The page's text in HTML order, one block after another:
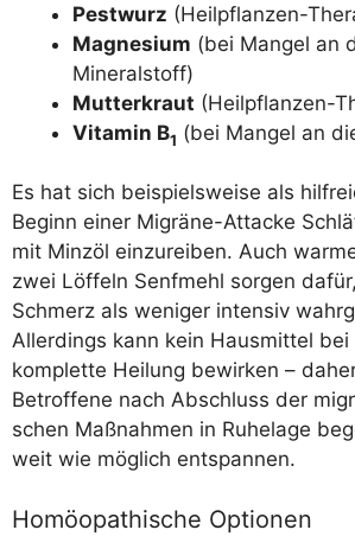
Pest­wurz (Heil­pflan­zen-
Magne­si­um (bei Man­gel an
Mineralstoff)
Mut­ter­kraut (Heil­pflan­zen-
Vit­amin B1 (bei Man­gel an
Es hat sich bei­spiels­wei­se als
Beginn einer Migrä­ne-Atta­cke
mit Minz­öl ein­zu­rei­ben. Auch
zwei Löf­feln Senf­mehl sor­gen
Schmerz als weni­ger inten­siv
Aller­dings kann kein Haus­mit­tel bei
kom­plet­te Hei­lung bewir­ken –
Betrof­fe­ne nach Abschluss der
schen Maß­nah­men in Ruhe­la­ge
weit wie mög­lich entspannen.
Homöopathische Optionen